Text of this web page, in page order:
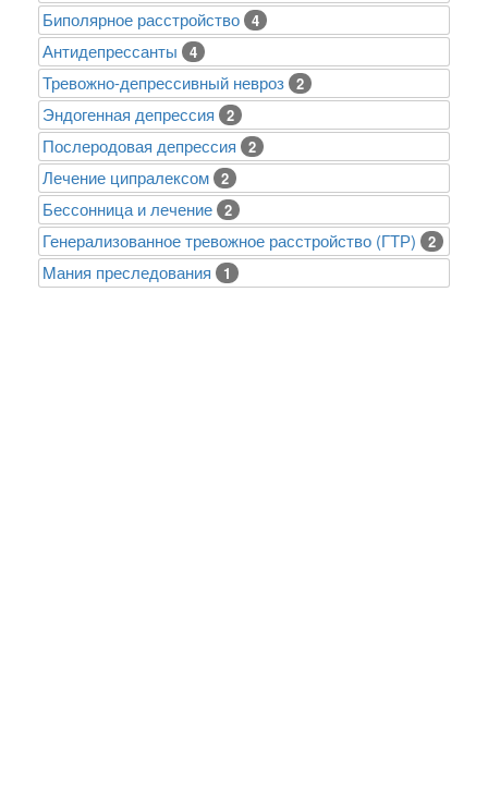
Биполярное расстройство 4
Антидепрессанты 4
Тревожно-депрессивный невроз 2
Эндогенная депрессия 2
Послеродовая депрессия 2
Лечение ципралексом 2
Бессонница и лечение 2
Генерализованное тревожное расстройство (ГТР) 2
Mания преследования 1